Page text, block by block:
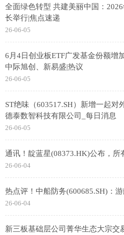
全面绿色转型 共建美丽中国：
长举行|焦点速递
26-06-05
6月4日创业板ETF广发基金份额增
中际旭创、新易盛|热议
26-06-05
ST绝味（603517.SH）新增一起对
德泰数智科技有限公司_每日消息
26-06-05
通讯！靛蓝星(08373.HK)公布，所
26-06-04
热点评！中船防务(600685.SH)：
26-06-04
新三板基础层公司菁华生态大宗交